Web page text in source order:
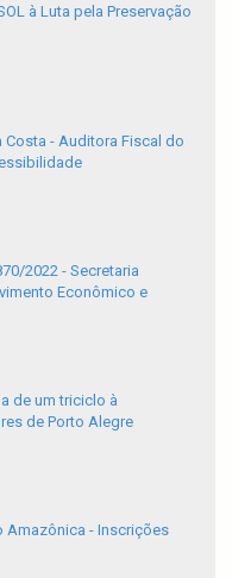
à Luta pela Preservação
Costa - Auditora Fiscal do
2022 - Secretaria
Econômico e
de um triciclo à
de Porto Alegre
Amazônica - Inscrições